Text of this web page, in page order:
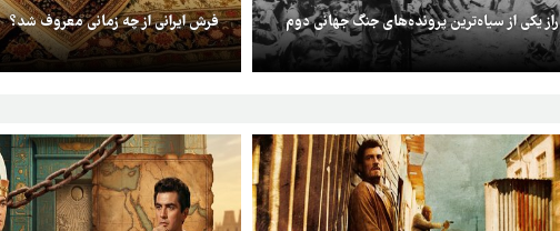
راز یکی از سیاه‌ترین پرونده‌های جنگ جهانی دوم فرش ایرانی از چه زمانی معروف شد؟